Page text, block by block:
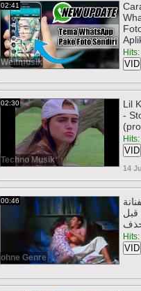
02:41
Weltmusik VID
02:30
Techno Musik
Lil
-
VID
14
00:46
ohne Genre
قبل
VID